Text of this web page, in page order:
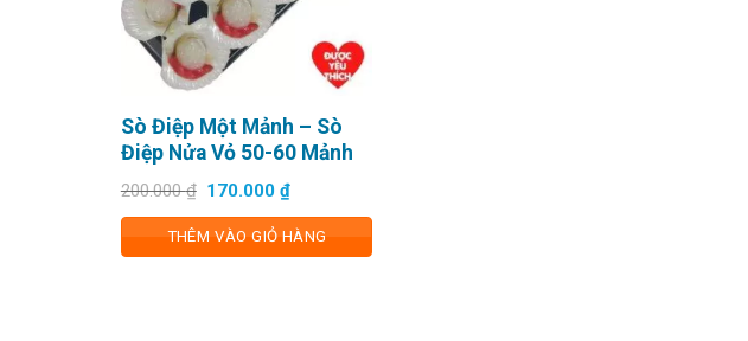
Sò Điệp Một Mảnh – Sò
Điệp Nửa Vỏ 50-60 Mảnh
200.000₫ Giá
là:
200.000 ₫.
170.000₫Giá
tại
là:
THÊM VÀO GIỎ HÀNG